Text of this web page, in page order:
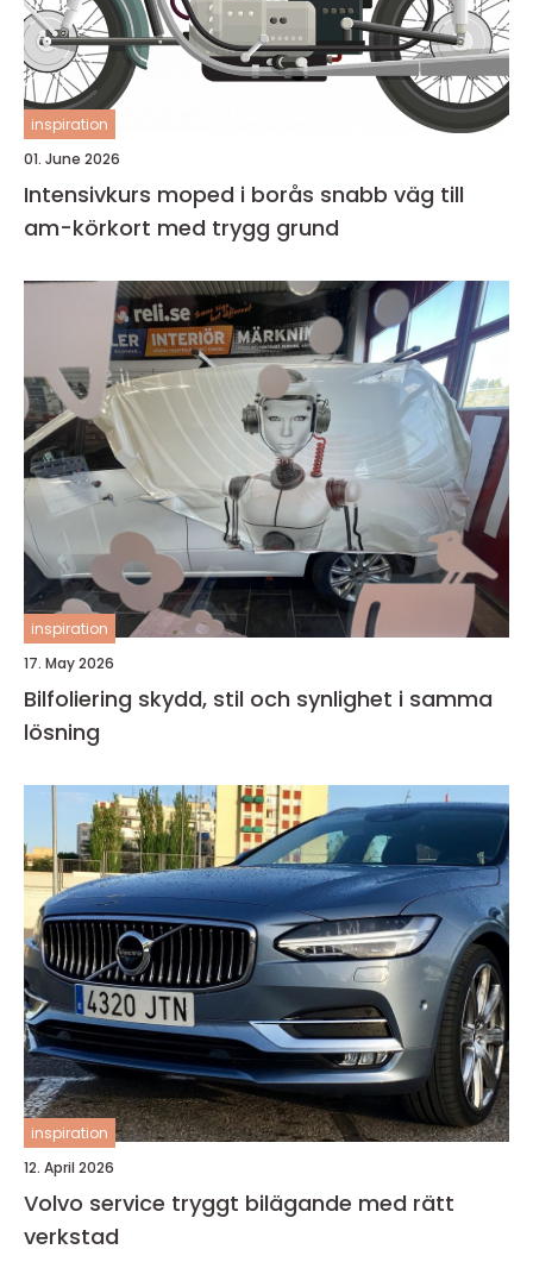
inspiration
01. June 2026
Intensivkurs moped i borås snabb väg till
am-körkort med trygg grund
inspiration
17. May 2026
Bilfoliering skydd, stil och synlighet i samma
lösning
inspiration
12. April 2026
Volvo service tryggt bilägande med rätt
verkstad